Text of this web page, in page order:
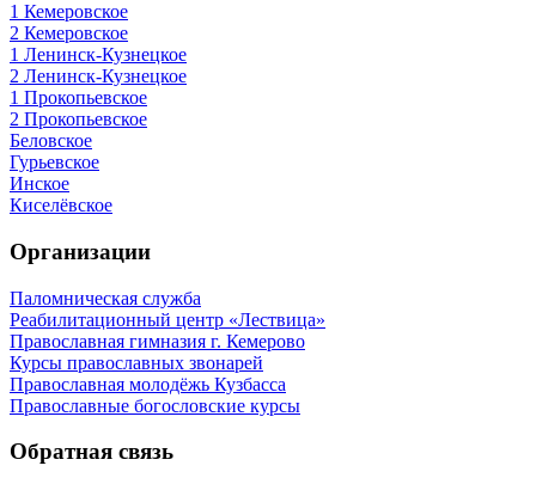
1 Кемеровское
2 Кемеровское
1 Ленинск-Кузнецкое
2 Ленинск-Кузнецкое
1 Прокопьевское
2 Прокопьевское
Беловское
Гурьевское
Инское
Киселёвское
Организации
Паломническая служба
Реабилитационный центр «Лествица»
Православная гимназия г. Кемерово
Курсы православных звонарей
Православная молодёжь Кузбасса
Православные богословские курсы
Обратная связь